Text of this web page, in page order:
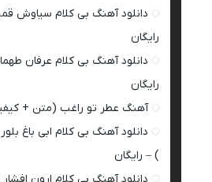
دانلود آهنگ بی کلام سیاوش
رایگان
دانلود آهنگ بی کلام عرفان
رایگان
آهنگ عطر تو راغب (متن +
دانلود آهنگ بی کلام ابی باغ
) – رایگان